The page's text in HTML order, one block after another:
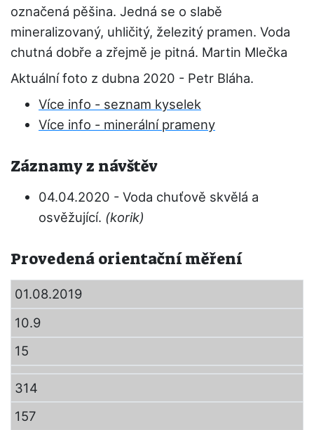
označená pěšina. Jedná se o slabě
mineralizovaný, uhličitý, železitý pramen. Voda
chutná dobře a zřejmě je pitná. Martin Mlečka
Aktuální foto z dubna 2020 - Petr Bláha.
Více info - seznam kyselek
Více info - minerální prameny
Záznamy z návštěv
04.04.2020 - Voda chuťově skvělá a
osvěžující. (korik)
Provedená orientační měření
01.08.2019
10.9
15
314
157